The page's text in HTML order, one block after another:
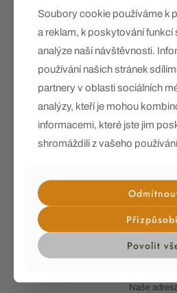
Denní menu – Restaurace u
Naše
Soubory cookie používáme k
a reklam, k poskytování funkcí
analýze naší návštěvnosti.
používání našich stránek
partnery v oblasti sociálních
analýzy, kteří je mohou
informacemi, které jste jim
shromáždili z vašeho
Povolit